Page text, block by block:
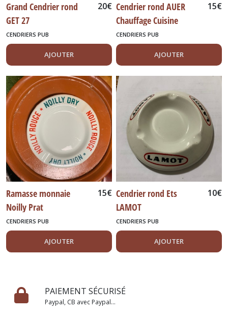
Grand Cendrier rond
GET 27
20€
CENDRIERS PUB
AJOUTER
Cendrier rond AUER
Chauffage Cuisine
Eclairage
15€
CENDRIERS PUB
AJOUTER
Ramasse monnaie
Noilly Prat
15€
CENDRIERS PUB
AJOUTER
Cendrier rond Ets
LAMOT
10€
CENDRIERS PUB
AJOUTER
PAIEMENT SÉCURISÉ
Paypal, CB avec Paypal...